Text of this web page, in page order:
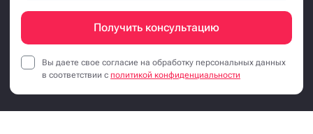
Получить консультацию
Вы даете свое согласие на обработку персональных данных
в соответствии с политикой конфиденциальности